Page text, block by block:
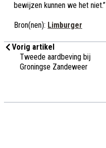
bewijzen kunnen we het niet.”
Bron(nen): Limburger
Vorig artikel
Tweede aardbeving bij
Groningse Zandeweer